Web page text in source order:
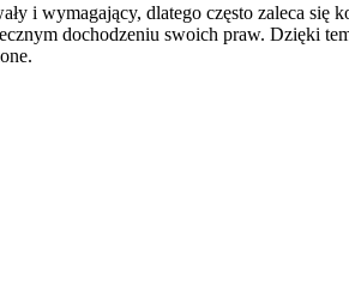
i wymagający, dlatego często zaleca się
dochodzeniu swoich praw. Dzięki